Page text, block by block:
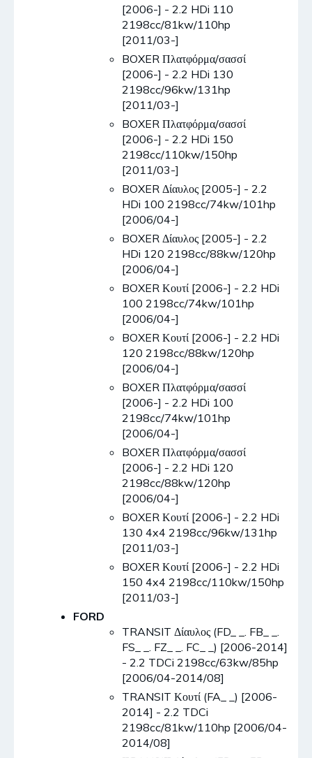
[2006-] - 2.2 HDi 110
2198cc/81kw/110hp
[2011/03-]
BOXER Πλατφόρμα/σασσί
[2006-] - 2.2 HDi 130
2198cc/96kw/131hp
[2011/03-]
BOXER Πλατφόρμα/σασσί
[2006-] - 2.2 HDi 150
2198cc/110kw/150hp
[2011/03-]
BOXER Δίαυλος [2005-] - 2.2
HDi 100 2198cc/74kw/101hp
[2006/04-]
BOXER Δίαυλος [2005-] - 2.2
HDi 120 2198cc/88kw/120hp
[2006/04-]
BOXER Κουτί [2006-] - 2.2 HDi
100 2198cc/74kw/101hp
[2006/04-]
BOXER Κουτί [2006-] - 2.2 HDi
120 2198cc/88kw/120hp
[2006/04-]
BOXER Πλατφόρμα/σασσί
[2006-] - 2.2 HDi 100
2198cc/74kw/101hp
[2006/04-]
BOXER Πλατφόρμα/σασσί
[2006-] - 2.2 HDi 120
2198cc/88kw/120hp
[2006/04-]
BOXER Κουτί [2006-] - 2.2 HDi
130 4x4 2198cc/96kw/131hp
[2011/03-]
BOXER Κουτί [2006-] - 2.2 HDi
150 4x4 2198cc/110kw/150hp
[2011/03-]
FORD
TRANSIT Δίαυλος (FD_ _. FB_ _.
FS_ _. FZ_ _. FC_ _) [2006-2014]
- 2.2 TDCi 2198cc/63kw/85hp
[2006/04-2014/08]
TRANSIT Κουτί (FA_ _) [2006-
2014] - 2.2 TDCi
2198cc/81kw/110hp [2006/04-
2014/08]